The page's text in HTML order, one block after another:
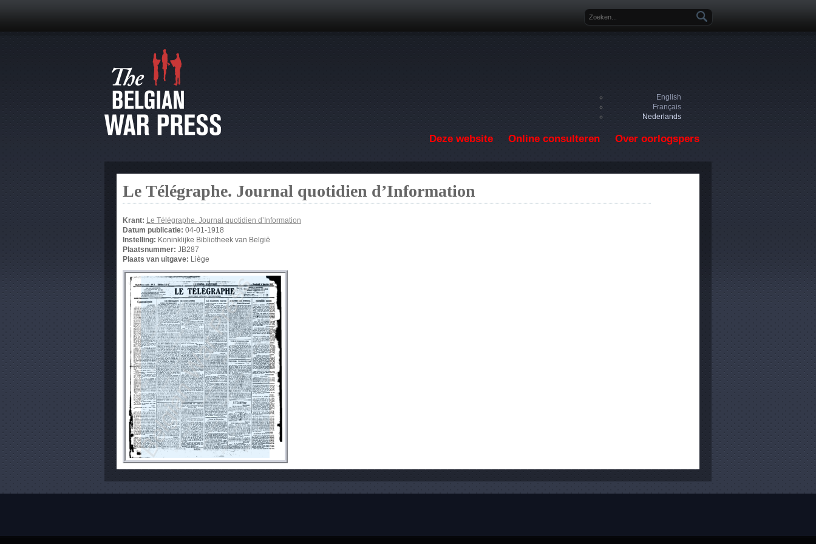
Zoekveld
English
Français
Nederlands
Deze website Online consulteren Over oorlogspers
Le Télégraphe. Journal quotidien d’Information
Krant: Le Télégraphe. Journal quotidien d’Information
Datum publicatie: 04-01-1918
Instelling: Koninklijke Bibliotheek van België
Plaatsnummer: JB287
Plaats van uitgave: Liège